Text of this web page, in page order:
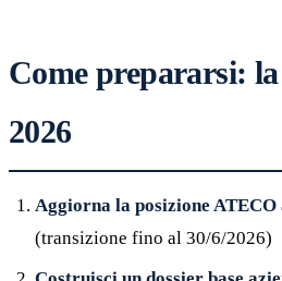
Come prepararsi:
2026
Aggiorna la posizione ATECO
(transizione fino al 30/6/2026)